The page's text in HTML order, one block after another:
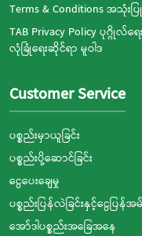
Terms & Conditions အသုံးပ
TAB Privacy Policy ပုဂ္ဂို
လုံခြုံရေးဆိုင်ရာ မူဝါဒ
Customer Service
ပစ္စည်းမှာယူခြင်း
ပစ္စည်းပို့ဆောင်ခြင်း
ငွေပေးချေမှု
ပစ္စည်းပြန်လဲခြင်းနှင့်ငွေပြန်အမ်
အော်ဒါပစ္စည်းအခြေအနေ